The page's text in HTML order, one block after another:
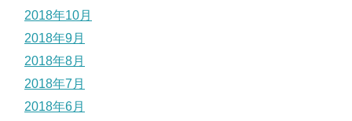
2018年10月
2018年9月
2018年8月
2018年7月
2018年6月